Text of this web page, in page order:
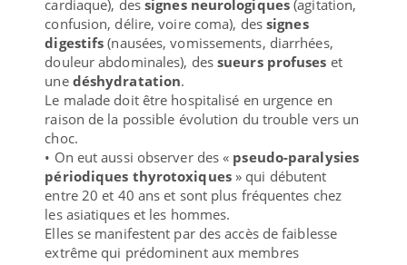
cardiaque), des signes neurologiques (agitation,
confusion, délire, voire coma), des signes
digestifs (nausées, vomissements, diarrhées,
douleur abdominales), des sueurs profuses et
une déshydratation.
Le malade doit être hospitalisé en urgence en
raison de la possible évolution du trouble vers un
choc.
• On eut aussi observer des « pseudo-paralysies
périodiques thyrotoxiques » qui débutent
entre 20 et 40 ans et sont plus fréquentes chez
les asiatiques et les hommes.
Elles se manifestent par des accès de faiblesse
extrême qui prédominent aux membres